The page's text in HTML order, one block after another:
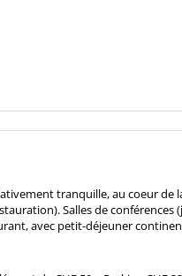
tranquille, au coeur de
Salles de
avec petit-déjeuner